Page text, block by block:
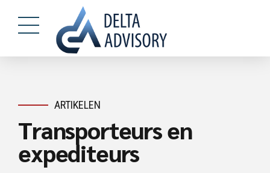
ARTIKELEN
Transporteurs en
expediteurs